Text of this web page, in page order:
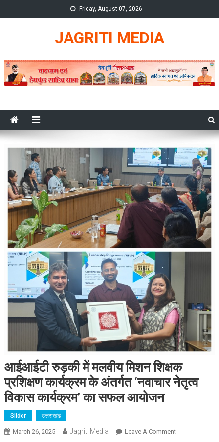
to
Friday, August 07, 2026
JAGRITI MEDIA
आईआईटी रुड़की में मलवीय मिशन शिक्षक
प्रशिक्षण कार्यक्रम के अंतर्गत ‘नवाचार नेतृत्व
विकास कार्यक्रम’ का सफल आयोजन
Slider उत्तराखंड
March 26, 2025 Jagriti Media Leave A CommentOn